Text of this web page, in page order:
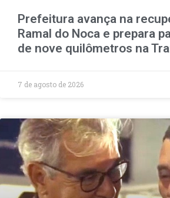
Prefeitura avança na
Ramal do Noca e prepara
de nove quilômetros na
7 de agosto de 2026